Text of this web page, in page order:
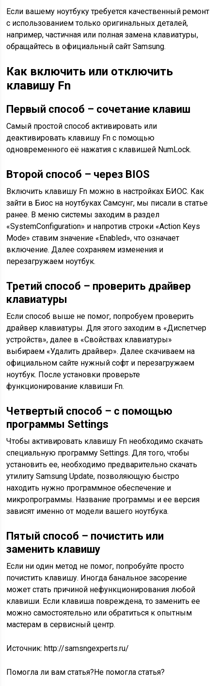
Если вашему ноутбуку требуется качественный ремонт
с использованием только оригинальных деталей,
например, частичная или полная замена клавиатуры,
обращайтесь в официальный сайт Samsung.
Как включить или отключить
клавишу Fn
Первый способ – сочетание клавиш
Самый простой способ активировать или
деактивировать клавишу Fn с помощью
одновременного её нажатия с клавишей NumLock.
Второй способ – через BIOS
Включить клавишу Fn можно в настройках БИОС. Как
зайти в Биос на ноутбуках Самсунг, мы писали в статье
ранее. В меню системы заходим в раздел
«SуstemConfiguration» и напротив строки «Action Keуs
Mode» ставим значение «Еnabled», что означает
включение. Далее сохраняем изменения и
перезагружаем ноутбук.
Третий способ – проверить драйвер
клавиатуры
Если способ выше не помог, попробуем проверить
драйвер клавиатуры. Для этого заходим в «Диспетчер
устройств», далее в «Свойствах клавиатуры»
выбираем «Удалить драйвер». Далее скачиваем на
официальном сайте нужный софт и перезагружаем
ноутбук. После установки проверьте
функционирование клавиши Fn.
Четвертый способ – с помощью
программы Settings
Чтобы активировать клавишу Fn необходимо скачать
специальную программу Settings. Для того, чтобы
установить ее, необходимо предварительно скачать
утилиту Samsung Update, позволяющую быстро
находить нужно программное обеспечение и
микропрограммы. Название программы и ее версия
зависят именно от модели вашего ноутбука.
Пятый способ – почистить или
заменить клавишу
Если ни один метод не помог, попробуйте просто
почистить клавишу. Иногда банальное засорение
может стать причиной нефункционирования любой
клавиши. Если клавиша повреждена, то заменить ее
можно самостоятельно или обратиться к опытным
мастерам в сервисный центр.
Источник: http://samsngexperts.ru/
Помогла ли вам статья?Не помогла статья?